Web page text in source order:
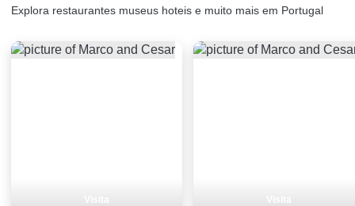
Explora restaurantes museus hoteis e muito mais em Portugal